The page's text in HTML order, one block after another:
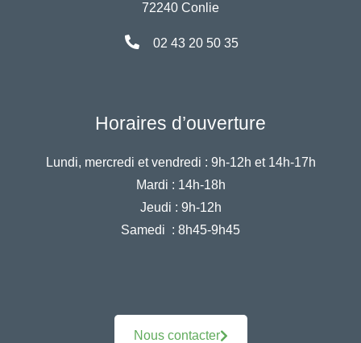
72240 Conlie
02 43 20 50 35
Horaires d’ouverture
Lundi, mercredi et vendredi : 9h-12h et 14h-17h
Mardi : 14h-18h
Jeudi : 9h-12h
Samedi : 8h45-9h45
Nous contacter